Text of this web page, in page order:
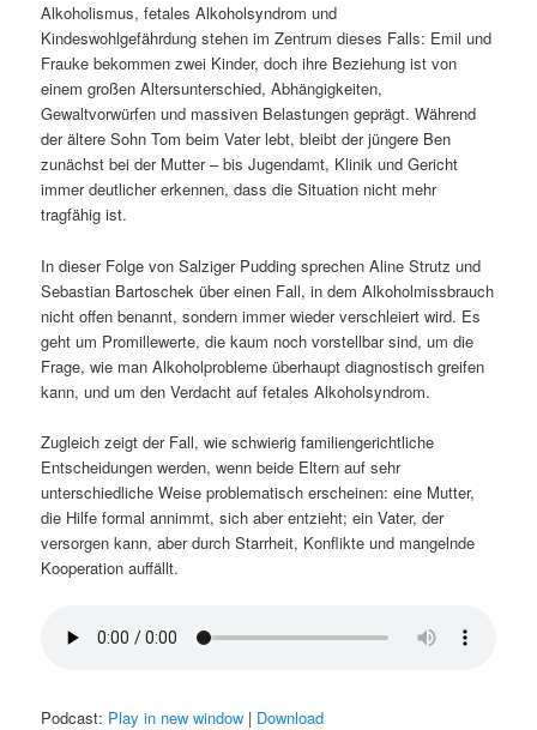
Alkoholismus, fetales Alkoholsyndrom und
Kindeswohlgefährdung stehen im Zentrum dieses Falls: Emil und
Frauke bekommen zwei Kinder, doch ihre Beziehung ist von
einem großen Altersunterschied, Abhängigkeiten,
Gewaltvorwürfen und massiven Belastungen geprägt. Während
der ältere Sohn Tom beim Vater lebt, bleibt der jüngere Ben
zunächst bei der Mutter – bis Jugendamt, Klinik und Gericht
immer deutlicher erkennen, dass die Situation nicht mehr
tragfähig ist.
In dieser Folge von Salziger Pudding sprechen Aline Strutz und
Sebastian Bartoschek über einen Fall, in dem Alkoholmissbrauch
nicht offen benannt, sondern immer wieder verschleiert wird. Es
geht um Promillewerte, die kaum noch vorstellbar sind, um die
Frage, wie man Alkoholprobleme überhaupt diagnostisch greifen
kann, und um den Verdacht auf fetales Alkoholsyndrom.
Zugleich zeigt der Fall, wie schwierig familiengerichtliche
Entscheidungen werden, wenn beide Eltern auf sehr
unterschiedliche Weise problematisch erscheinen: eine Mutter,
die Hilfe formal annimmt, sich aber entzieht; ein Vater, der
versorgen kann, aber durch Starrheit, Konflikte und mangelnde
Kooperation auffällt.
Podcast: Play in new window | Download